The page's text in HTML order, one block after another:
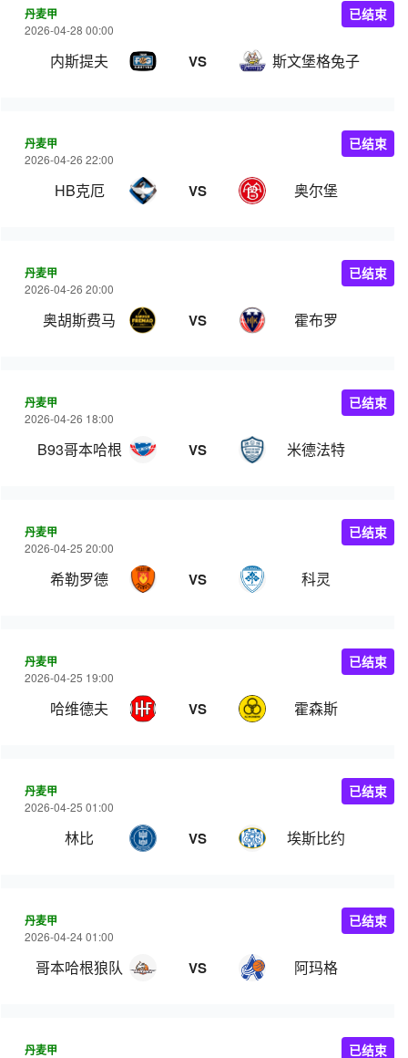
丹麦甲
2026-04-28 00:00
内斯提夫 VS 斯文堡格兔子
已结束
丹麦甲
2026-04-26 22:00
HB克厄 VS 奥尔堡
已结束
丹麦甲
2026-04-26 20:00
奥胡斯费马 VS 霍布罗
已结束
丹麦甲
2026-04-26 18:00
B93哥本哈根 VS 米德法特
已结束
丹麦甲
2026-04-25 20:00
希勒罗德 VS 科灵
已结束
丹麦甲
2026-04-25 19:00
哈维德夫 VS 霍森斯
已结束
丹麦甲
2026-04-25 01:00
林比 VS 埃斯比约
已结束
丹麦甲
2026-04-24 01:00
哥本哈根狼队 VS 阿玛格
已结束
丹麦甲 已结束